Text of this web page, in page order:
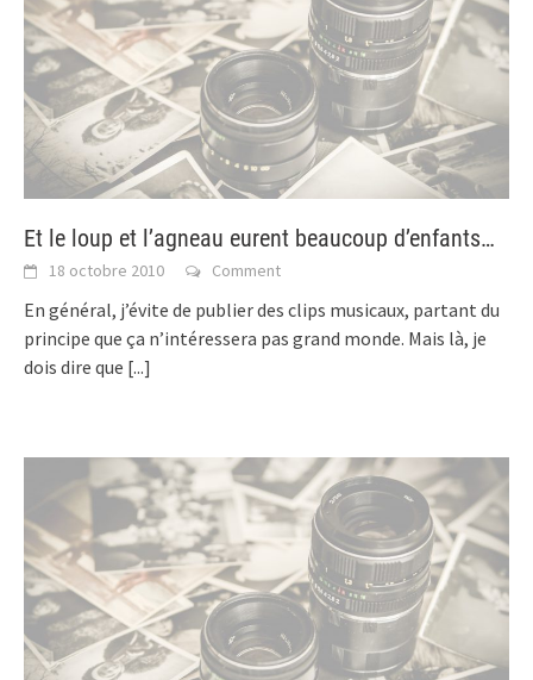
Et le loup et l’agneau eurent beaucoup d’enfants…
18 octobre 2010 Comment
En général, j’évite de publier des clips musicaux, partant du
principe que ça n’intéressera pas grand monde. Mais là, je
dois dire que [...]